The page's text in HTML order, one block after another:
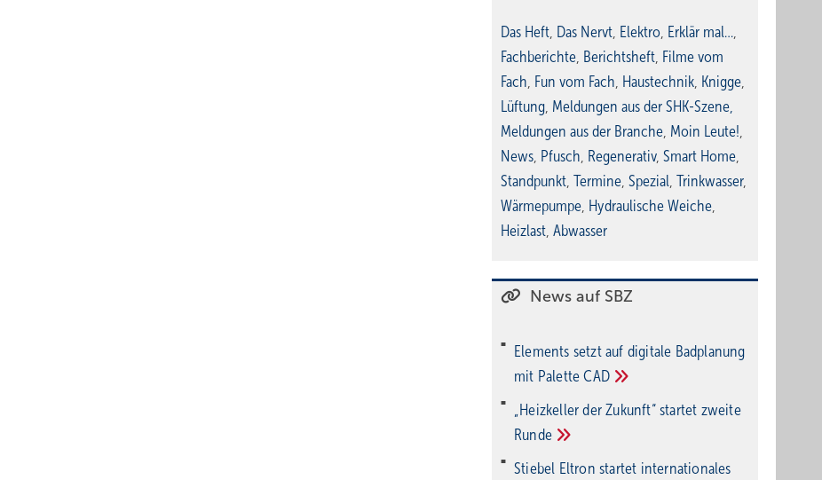
Das Heft, Das Nervt, Elektro, Erklär mal…,
Fachberichte, Berichtsheft, Filme vom
Fach, Fun vom Fach, Haustechnik, Knigge,
Lüftung, Meldungen aus der SHK-Szene,
Meldungen aus der Branche, Moin Leute!,
News, Pfusch, Regenerativ, Smart Home,
Standpunkt, Termine, Spezial, Trinkwasser,
Wärmepumpe, Hydraulische Weiche,
Heizlast, Abwasser
News auf SBZ
Elements setzt auf di­gi­ta­le Bad­pla­nung
mit PaletteCAD
„Heizkeller der Zu­kunft“ star­tet zwei­te
Run­de
Stiebel Eltron startet internatio­nales